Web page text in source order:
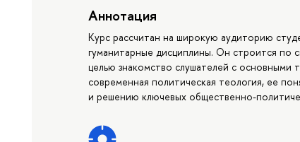
Аннотация
Курс рассчитан на широкую аудиторию
гуманитарные дисциплины. Он строится по
целью знакомство слушателей с
современная политическая теология, ее
и решению ключевых общественно-